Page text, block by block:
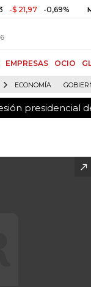
-0,69% MSCI
EMPRESAS OCIO
ECONOMÍA
presidencial
presidencial